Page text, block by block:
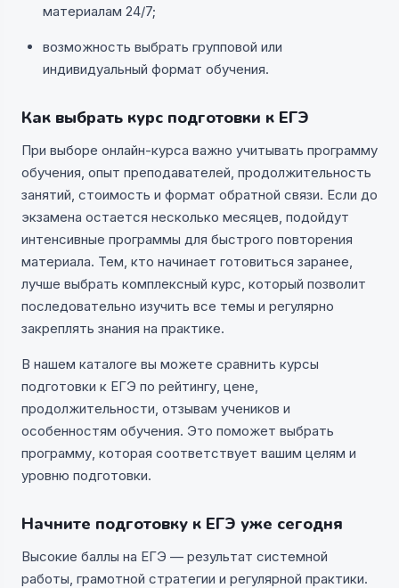
материалам 24/7;
возможность выбрать групповой или
индивидуальный формат обучения.
Как выбрать курс подготовки к ЕГЭ
При выборе онлайн-курса важно учитывать программу
обучения, опыт преподавателей, продолжительность
занятий, стоимость и формат обратной связи. Если до
экзамена остается несколько месяцев, подойдут
интенсивные программы для быстрого повторения
материала. Тем, кто начинает готовиться заранее,
лучше выбрать комплексный курс, который позволит
последовательно изучить все темы и регулярно
закреплять знания на практике.
В нашем каталоге вы можете сравнить курсы
подготовки к ЕГЭ по рейтингу, цене,
продолжительности, отзывам учеников и
особенностям обучения. Это поможет выбрать
программу, которая соответствует вашим целям и
уровню подготовки.
Начните подготовку к ЕГЭ уже сегодня
Высокие баллы на ЕГЭ — результат системной
работы, грамотной стратегии и регулярной практики.